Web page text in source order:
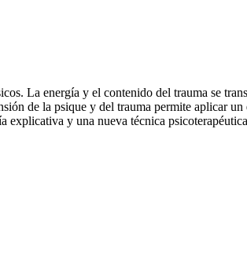
La energía y el contenido del trauma se
de la psique y del trauma permite aplicar
y una nueva técnica